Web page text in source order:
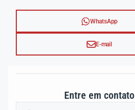
WhatsApp
E-mail
Entre em contato